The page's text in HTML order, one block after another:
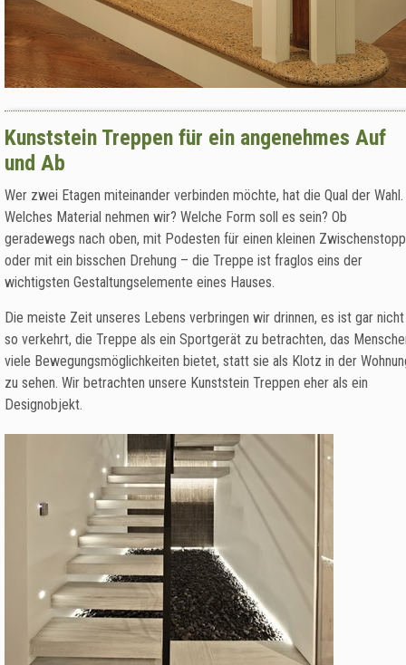
Kunststein Treppen für ein angenehmes Auf
und Ab
Wer zwei Etagen miteinander verbinden möchte, hat die Qual der Wahl.
Welches Material nehmen wir? Welche Form soll es sein? Ob
geradewegs nach oben, mit Podesten für einen kleinen Zwischenstopp
oder mit ein bisschen Drehung – die Treppe ist fraglos eins der
wichtigsten Gestaltungselemente eines Hauses.
Die meiste Zeit unseres Lebens verbringen wir drinnen, es ist gar nicht
so verkehrt, die Treppe als ein Sportgerät zu betrachten, das
viele Bewegungsmöglichkeiten bietet, statt sie als Klotz in der
zu sehen. Wir betrachten unsere Kunststein Treppen eher als ein
Designobjekt.